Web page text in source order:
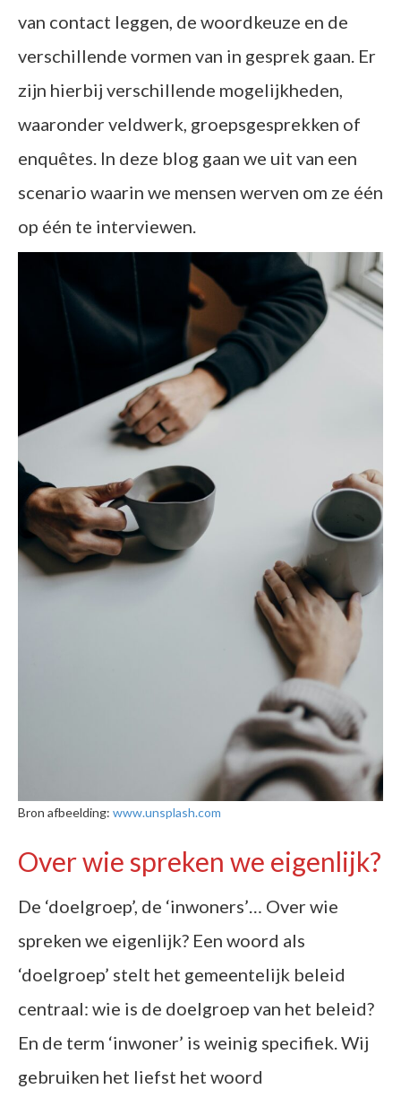
van contact leggen, de woordkeuze en de
verschillende vormen van in gesprek gaan. Er
zijn hierbij verschillende mogelijkheden,
waaronder veldwerk, groepsgesprekken of
enquêtes. In deze blog gaan we uit van een
scenario waarin we mensen werven om ze één
op één te interviewen.
Bron afbeelding: www.unsplash.com
Over wie spreken we eigenlijk?
De ‘doelgroep’, de ‘inwoners’… Over wie
spreken we eigenlijk? Een woord als
‘doelgroep’ stelt het gemeentelijk beleid
centraal: wie is de doelgroep van het beleid?
En de term ‘inwoner’ is weinig specifiek. Wij
gebruiken het liefst het woord